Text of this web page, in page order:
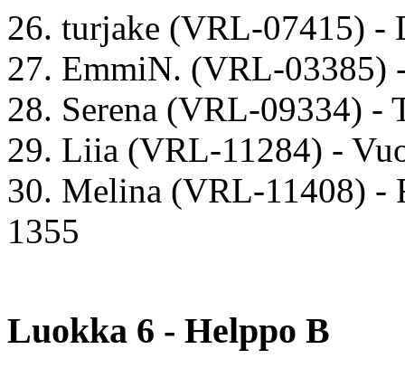
26. turjake (VRL-07415) -
27. EmmiN. (VRL-03385)
28. Serena (VRL-09334) -
29. Liia (VRL-11284) -
30. Melina (VRL-11408) -
1355
Luokka 6 - Helppo B